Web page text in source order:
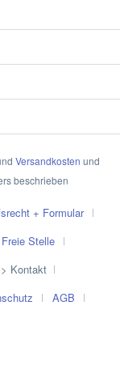
Versandkosten und
beschrieben
+ Formular
Freie Stelle
Kontakt
AGB